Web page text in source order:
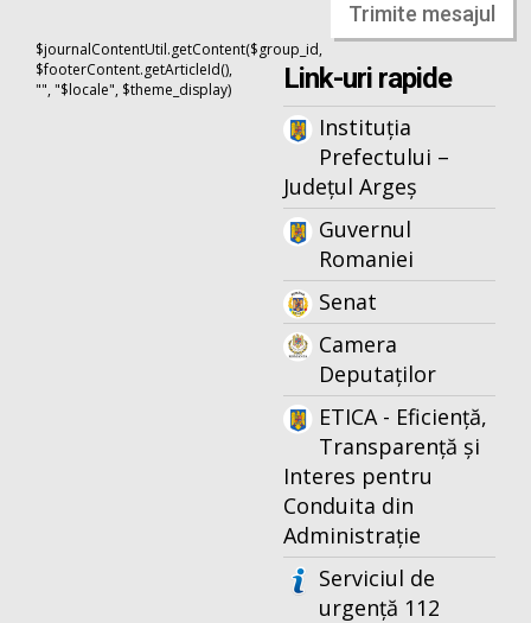
Trimite mesajul
$journalContentUtil.getContent($group_id,
$footerContent.getArticleId(),
"", "$locale", $theme_display)
Link-uri rapide
Instituția
Prefectului –
Județul Argeș
Guvernul
Romaniei
Senat
Camera
Deputaților
ETICA - Eficiență,
Transparență și
Interes pentru
Conduita din
Administrație
Serviciul de
urgență 112